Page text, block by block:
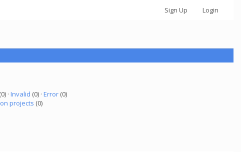
Sign Up Login
· Invalid (0) · Error(0)
projects (0)